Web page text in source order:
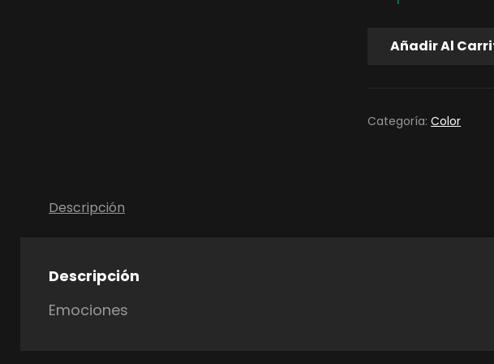
CANTIDAD
Añadir Al
Categoría:Color
Descripción
Descripción
Emociones